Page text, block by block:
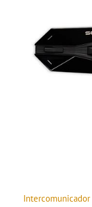
Intercomunicador